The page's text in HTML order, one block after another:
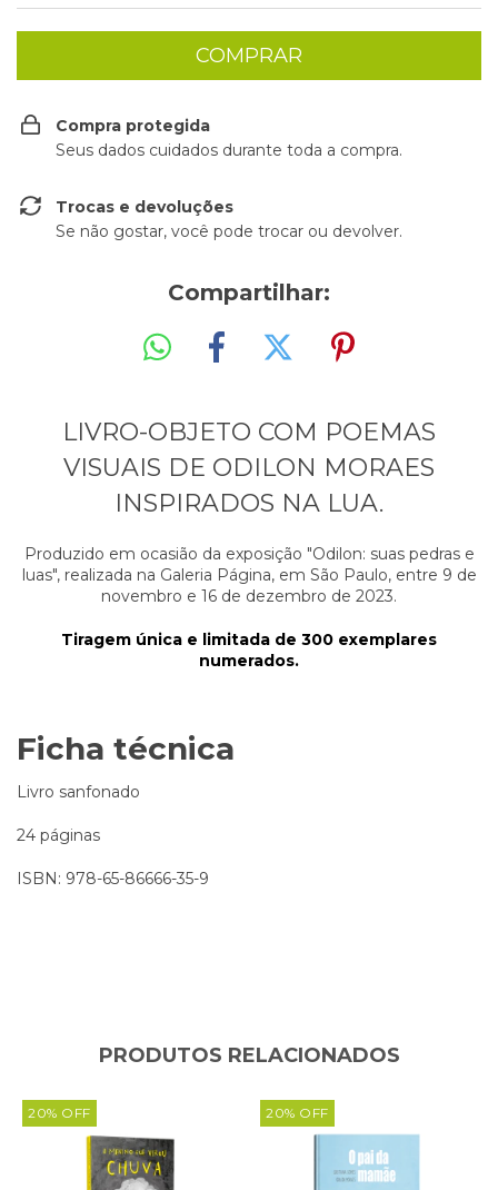
Compra protegida
Seus dados cuidados durante toda a compra.
Trocas e devoluções
Se não gostar, você pode trocar ou devolver.
Compartilhar:
LIVRO-OBJETO COM POEMAS
VISUAIS DE ODILON MORAES
INSPIRADOS NA LUA.
Produzido em ocasião da exposição "Odilon: suas pedras e
luas", realizada na Galeria Página, em São Paulo, entre 9 de
novembro e 16 de dezembro de 2023.
Tiragem única e limitada de 300 exemplares
numerados.
Ficha técnica
Livro sanfonado
24 páginas
ISBN: 978-65-86666-35-9
PRODUTOS RELACIONADOS
20% OFF 20% OFF